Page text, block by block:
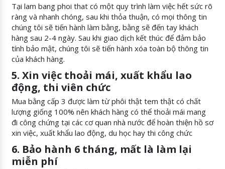
Tại lam bang phoi that có một quy trình làm việc hết sức rõ
ràng và nhanh chóng, sau khi thỏa thuận, có mọi thông tin
chúng tôi sẽ tiến hành làm bằng, bằng sẽ đến tay khách
hàng sau 2-4 ngày. Sau khi giao dịch kết thúc để đảm bảo
tính bảo mật, chúng tôi sẽ tiến hành xóa toàn bộ thông tin
của khách hàng.
5. Xin việc thoải mái, xuất khẩu lao
động, thi viên chức
Mua bằng cấp 3 được làm từ phôi thật tem thật có chất
lượng giống 100% nên khách hàng có thể thoải mái mang
đi công chứng tại các cơ quan nhà nước để hoàn thiện hồ sơ
xin việc, xuất khẩu lao động, du học hay thi công chức
6. Bảo hành 6 tháng, mất là làm lại
miễn phí